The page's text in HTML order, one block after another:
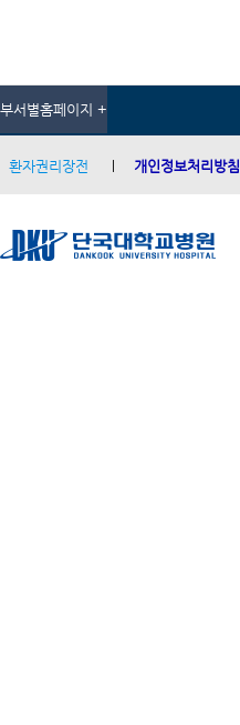
부서별홈페이지 +
환자권리장전 개인정보처리방침